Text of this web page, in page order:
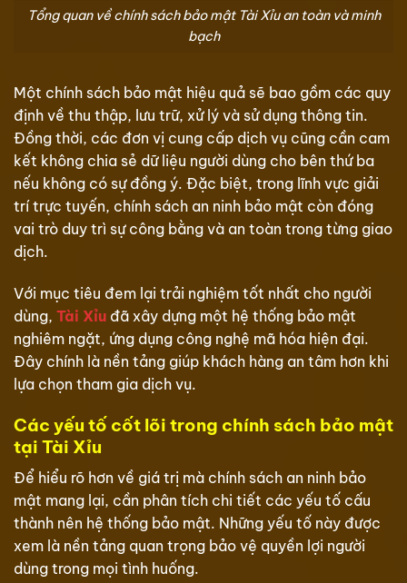
Tổng quan về chính sách bảo mật Tài Xỉu an toàn và minh
bạch
Một chính sách bảo mật hiệu quả sẽ bao gồm các quy
định về thu thập, lưu trữ, xử lý và sử dụng thông tin.
Đồng thời, các đơn vị cung cấp dịch vụ cũng cần cam
kết không chia sẻ dữ liệu người dùng cho bên thứ ba
nếu không có sự đồng ý. Đặc biệt, trong lĩnh vực giải
trí trực tuyến, chính sách an ninh bảo mật còn đóng
vai trò duy trì sự công bằng và an toàn trong từng giao
dịch.
Với mục tiêu đem lại trải nghiệm tốt nhất cho người
dùng, Tài Xỉu đã xây dựng một hệ thống bảo mật
nghiêm ngặt, ứng dụng công nghệ mã hóa hiện đại.
Đây chính là nền tảng giúp khách hàng an tâm hơn khi
lựa chọn tham gia dịch vụ.
Các yếu tố cốt lõi trong chính sách bảo mật
tại Tài Xỉu
Để hiểu rõ hơn về giá trị mà chính sách an ninh bảo
mật mang lại, cần phân tích chi tiết các yếu tố cấu
thành nên hệ thống bảo mật. Những yếu tố này được
xem là nền tảng quan trọng bảo vệ quyền lợi người
dùng trong mọi tình huống.